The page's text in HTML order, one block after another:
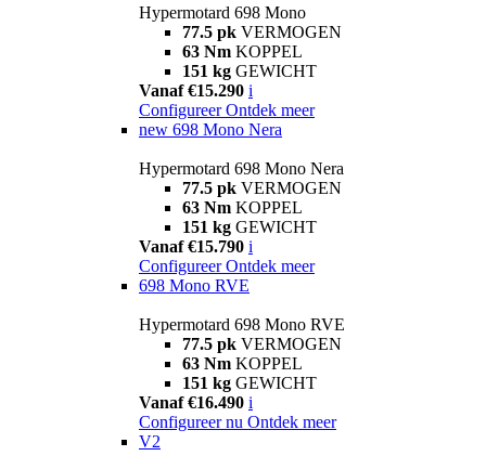
Hypermotard 698 Mono
77.5 pk VERMOGEN
63 Nm KOPPEL
151 kg GEWICHT
Vanaf €15.290 i
Configureer Ontdek meer
new 698 Mono Nera
Hypermotard 698 Mono Nera
77.5 pk VERMOGEN
63 Nm KOPPEL
151 kg GEWICHT
Vanaf €15.790 i
Configureer Ontdek meer
698 Mono RVE
Hypermotard 698 Mono RVE
77.5 pk VERMOGEN
63 Nm KOPPEL
151 kg GEWICHT
Vanaf €16.490 i
Configureer nu Ontdek meer
V2